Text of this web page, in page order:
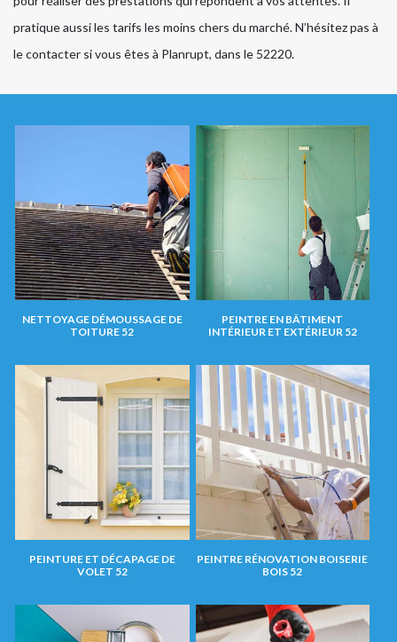
pratique aussi les tarifs les moins chers du marché. N’hésitez pas à
le contacter si vous êtes à Planrupt, dans le 52220.
NETTOYAGE DÉMOUSSAGE DE
TOITURE 52
PEINTRE EN BÂTIMENT
INTÉRIEUR ET EXTÉRIEUR 52
PEINTURE ET DÉCAPAGE DE
VOLET 52
PEINTRE RÉNOVATION BOISERIE
BOIS 52